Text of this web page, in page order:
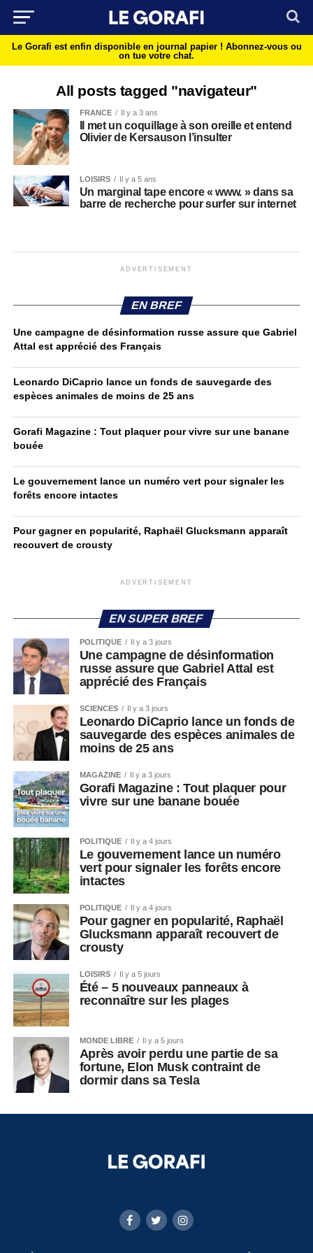
Le Gorafi est enfin disponible en journal papier ! Abonnez-vous ou
on tue votre chat.
All posts tagged "navigateur"
FRANCE Il y a 3 ans
Il met un coquillage à son oreille et entend
Olivier de Kersauson l’insulter
LOISIRS Il y a 5 ans
Un marginal tape encore « www. » dans sa
barre de recherche pour surfer sur internet
ADVERTISEMENT
EN BREF
Une campagne de désinformation russe assure que Gabriel
Attal est apprécié des Français
Leonardo DiCaprio lance un fonds de sauvegarde des
espèces animales de moins de 25 ans
Gorafi Magazine : Tout plaquer pour vivre sur une banane
bouée
Le gouvernement lance un numéro vert pour signaler les
forêts encore intactes
Pour gagner en popularité, Raphaël Glucksmann apparaît
recouvert de crousty
ADVERTISEMENT
EN SUPER BREF
POLITIQUE Il y a 3 jours
Une campagne de désinformation
russe assure que Gabriel Attal est
apprécié des Français
SCIENCES Il y a 3 jours
Leonardo DiCaprio lance un fonds de
sauvegarde des espèces animales de
moins de 25 ans
MAGAZINE Il y a 3 jours
Gorafi Magazine : Tout plaquer pour
vivre sur une banane bouée
POLITIQUE Il y a 4 jours
Le gouvernement lance un numéro
vert pour signaler les forêts encore
intactes
POLITIQUE Il y a 4 jours
Pour gagner en popularité, Raphaël
Glucksmann apparaît recouvert de
crousty
LOISIRS Il y a 5 jours
Été – 5 nouveaux panneaux à
reconnaître sur les plages
MONDE LIBRE Il y a 5 jours
Après avoir perdu une partie de sa
fortune, Elon Musk contraint de
dormir dans sa Tesla